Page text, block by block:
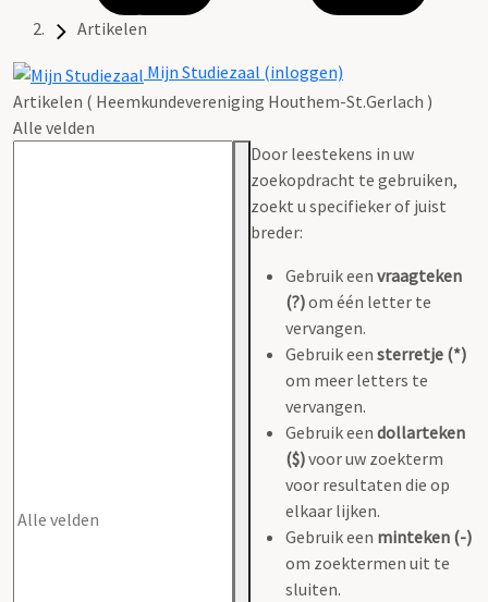
Artikelen
Mijn Studiezaal (inloggen)
Artikelen ( Heemkundevereniging Houthem-St.Gerlach )
Alle velden
Door leestekens in uw
zoekopdracht te gebruiken,
zoekt u specifieker of juist
breder:
Gebruik een vraagteken
(?)om één letter te
vervangen.
Gebruik een sterretje (*)
om meer letters te
vervangen.
Gebruik een dollarteken
($)voor uw zoekterm
voor resultaten die op
elkaar lijken.
Gebruik een minteken (-)
om zoektermen uit te
sluiten.